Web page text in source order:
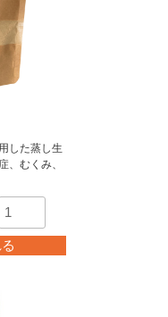
した蒸し生
、むくみ、